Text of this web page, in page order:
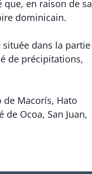
que, en raison de sa
dominicain.
située dans la partie
de précipitations,
de Macorís, Hato
de Ocoa, San Juan,